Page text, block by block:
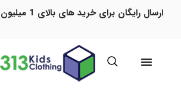
ارسال رایگان برای خرید های بالای 1 میلیون و 500 هزار تومان